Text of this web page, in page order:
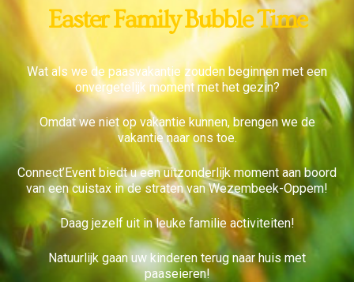
Easter Family Bubble Time
Wat als we de paasvakantie zouden beginnen met een
onvergetelijk moment met het gezin?
Omdat we niet op vakantie kunnen, brengen we de
vakantie naar ons toe.
Connect’Event biedt u een uitzonderlijk moment aan boord
van een cuistax in de straten van Wezembeek-Oppem!
Daag jezelf uit in leuke familie activiteiten!
Natuurlijk gaan uw kinderen terug naar huis met
paaseieren!